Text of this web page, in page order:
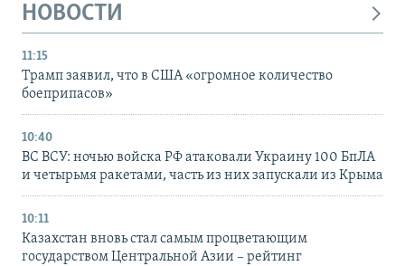
НОВОСТИ
11:15
Трамп заявил, что в США «огромное количество
боеприпасов»
10:40
ВС ВСУ: ночью войска РФ атаковали Украину 100 БпЛА
и четырьмя ракетами, часть из них запускали из Крыма
10:11
Казахстан вновь стал самым процветающим
государством Центральной Азии – рейтинг